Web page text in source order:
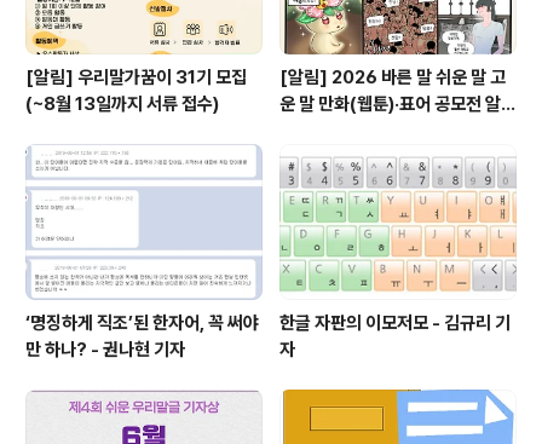
[알림] 우리말가꿈이 31기 모집
(~8월 13일까지 서류 접수)
[알림] 2026 바른 말 쉬운 말 고
운 말 만화(웹툰)·표어 공모전 알림
‘명징하게 직조’된 한자어, 꼭 써야
만 하나? - 권나현 기자
한글 자판의 이모저모 - 김규리 기
자